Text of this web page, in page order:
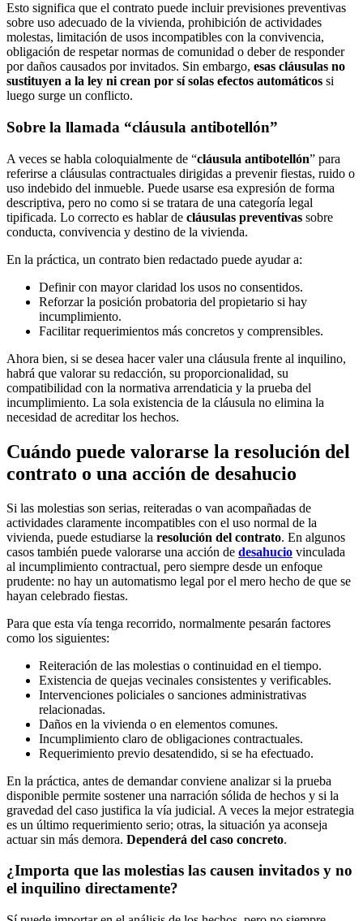
Esto significa que el contrato puede incluir previsiones preventivas
sobre uso adecuado de la vivienda, prohibición de actividades
molestas, limitación de usos incompatibles con la convivencia,
obligación de respetar normas de comunidad o deber de responder
por daños causados por invitados. Sin embargo, esas cláusulas no
sustituyen a la ley ni crean por sí solas efectos automáticos si
luego surge un conflicto.
Sobre la llamada “cláusula antibotellón”
A veces se habla coloquialmente de “cláusula antibotellón” para
referirse a cláusulas contractuales dirigidas a prevenir fiestas, ruido o
uso indebido del inmueble. Puede usarse esa expresión de forma
descriptiva, pero no como si se tratara de una categoría legal
tipificada. Lo correcto es hablar de cláusulas preventivas sobre
conducta, convivencia y destino de la vivienda.
En la práctica, un contrato bien redactado puede ayudar a:
Definir con mayor claridad los usos no consentidos.
Reforzar la posición probatoria del propietario si hay
incumplimiento.
Facilitar requerimientos más concretos y comprensibles.
Ahora bien, si se desea hacer valer una cláusula frente al inquilino,
habrá que valorar su redacción, su proporcionalidad, su
compatibilidad con la normativa arrendaticia y la prueba del
incumplimiento. La sola existencia de la cláusula no elimina la
necesidad de acreditar los hechos.
Cuándo puede valorarse la resolución del
contrato o una acción de desahucio
Si las molestias son serias, reiteradas o van acompañadas de
actividades claramente incompatibles con el uso normal de la
vivienda, puede estudiarse la resolución del contrato. En algunos
casos también puede valorarse una acción de desahucio vinculada
al incumplimiento contractual, pero siempre desde un enfoque
prudente: no hay un automatismo legal por el mero hecho de que se
hayan celebrado fiestas.
Para que esta vía tenga recorrido, normalmente pesarán factores
como los siguientes:
Reiteración de las molestias o continuidad en el tiempo.
Existencia de quejas vecinales consistentes y verificables.
Intervenciones policiales o sanciones administrativas
relacionadas.
Daños en la vivienda o en elementos comunes.
Incumplimiento claro de obligaciones contractuales.
Requerimiento previo desatendido, si se ha efectuado.
En la práctica, antes de demandar conviene analizar si la prueba
disponible permite sostener una narración sólida de hechos y si la
gravedad del caso justifica la vía judicial. A veces la mejor estrategia
es un último requerimiento serio; otras, la situación ya aconseja
actuar sin más demora. Dependerá del caso concreto.
¿Importa que las molestias las causen invitados y no
el inquilino directamente?